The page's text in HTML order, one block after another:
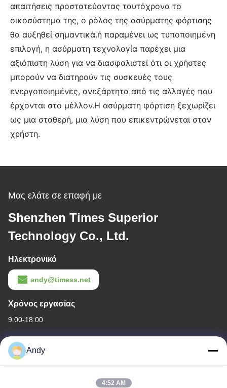
απαιτήσεις προστατεύοντας ταυτόχρονα το
οικοσύστημα της, ο ρόλος της ασύρματης φόρτισης
θα αυξηθεί σημαντικά.ή παραμένει ως τυποποιημένη
επιλογή, η ασύρματη τεχνολογία παρέχει μια
αξιόπιστη λύση για να διασφαλιστεί ότι οι χρήστες
μπορούν να διατηρούν τις συσκευές τους
ενεργοποιημένες, ανεξάρτητα από τις αλλαγές που
έρχονται στο μέλλον.Η ασύρματη φόρτιση ξεχωρίζει
ως μια σταθερή, μια λύση που επικεντρώνεται στον
χρήστη.
Μας ελάτε σε επαφή με
Shenzhen Times Superior
Technology Co., Ltd.
Ηλεκτρονικό
andy@timess.net
Χρόνος εργασίας
9:00-18:00
Η διεύθυνσή μας
Διεύθυνση εταιρείας
Shenzhen, Guangdong, Κίνα
Andy
4:52 AM